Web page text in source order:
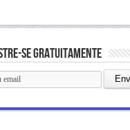
se gratuitamente